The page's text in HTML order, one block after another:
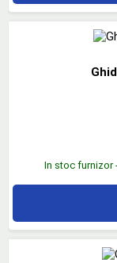
In stoc furnizor